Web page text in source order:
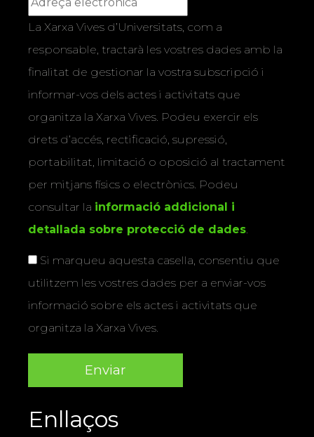
La Xarxa Vives d’Universitats, com a
responsable, tractarà les vostres dades amb la
finalitat de gestionar la vostra subscripció i
informar-vos dels actes i activitats que
organitza la Xarxa Vives. Podeu exercir els
drets d’accés, rectificació, supressió,
portabilitat, limitació o oposició al tractament
per mitjans físics o electrònics. Podeu
consultar la informació addicional i
detallada sobre protecció de dades.
Si marqueu aquesta casella, consentiu que
utilitzem les vostres dades per a enviar-vos
informació sobre els actes i activitats que
organitza la Xarxa Vives.
Enllaços